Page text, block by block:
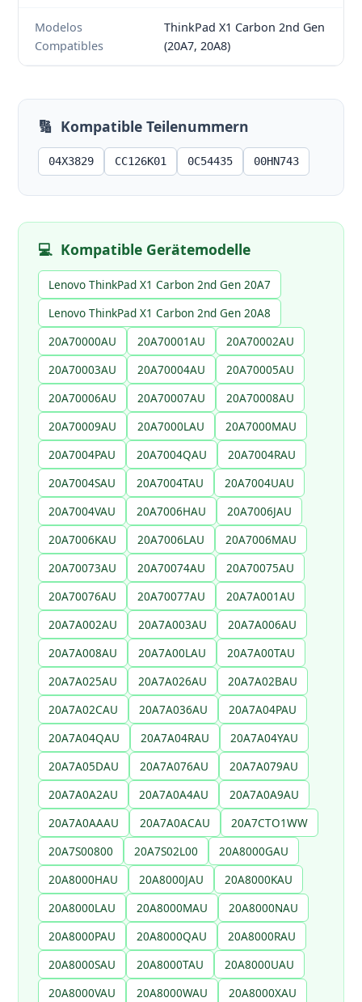
Modelos
Compatibles
ThinkPad X1 Carbon 2nd Gen
(20A7, 20A8)
🔢 Kompatible Teilenummern
04X3829 CC126K01 0C54435 00HN743
💻 Kompatible Gerätemodelle
Lenovo ThinkPad X1 Carbon 2nd Gen 20A7
Lenovo ThinkPad X1 Carbon 2nd Gen 20A8
20A70000AU
20A70001AU
20A70002AU
20A70003AU
20A70004AU
20A70005AU
20A70006AU
20A70007AU
20A70008AU
20A70009AU
20A7000LAU
20A7000MAU
20A7004PAU
20A7004QAU
20A7004RAU
20A7004SAU
20A7004TAU
20A7004UAU
20A7004VAU
20A7006HAU
20A7006JAU
20A7006KAU
20A7006LAU
20A7006MAU
20A70073AU
20A70074AU
20A70075AU
20A70076AU
20A70077AU
20A7A001AU
20A7A002AU
20A7A003AU
20A7A006AU
20A7A008AU
20A7A00LAU
20A7A00TAU
20A7A025AU
20A7A026AU
20A7A02BAU
20A7A02CAU
20A7A036AU
20A7A04PAU
20A7A04QAU
20A7A04RAU
20A7A04YAU
20A7A05DAU
20A7A076AU
20A7A079AU
20A7A0A2AU
20A7A0A4AU
20A7A0A9AU
20A7A0AAAU
20A7A0ACAU
20A7CTO1WW
20A7S00800
20A7S02L00
20A8000GAU
20A8000HAU
20A8000JAU
20A8000KAU
20A8000LAU
20A8000MAU
20A8000NAU
20A8000PAU
20A8000QAU
20A8000RAU
20A8000SAU
20A8000TAU
20A8000UAU
20A8000VAU
20A8000WAU
20A8000XAU